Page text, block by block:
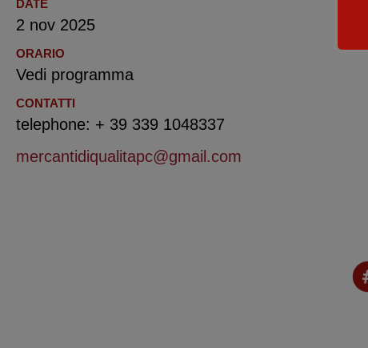
DATE
2 nov 2025
ORARIO
Vedi programma
CONTATTI
telephone: + 39 339 1048337
mercantidiqualitapc@gmail.com